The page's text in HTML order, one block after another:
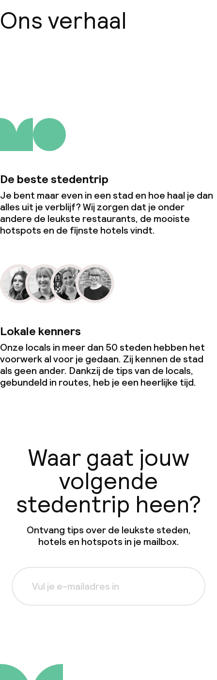
Ons verhaal
De beste stedentrip
Je bent maar even in een stad en hoe haal je dan
alles uit je verblijf? Wij zorgen dat je onder
andere de leukste restaurants, de mooiste
hotspots en de fijnste hotels vindt.
Lokale kenners
Onze locals in meer dan 50 steden hebben het
voorwerk al voor je gedaan. Zij kennen de stad
als geen ander. Dankzij de tips van de locals,
gebundeld in routes, heb je een heerlijke tijd.
Waar gaat jouw
volgende
stedentrip heen?
Ontvang tips over de leukste steden,
hotels en hotspots in je mailbox.